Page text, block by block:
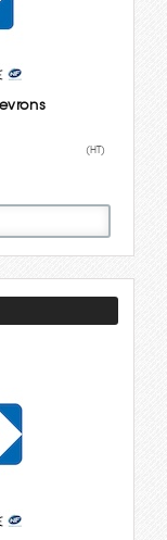
(HT)